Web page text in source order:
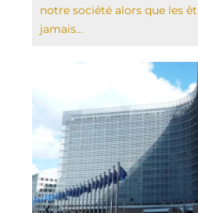
notre société alors que les
jamais...